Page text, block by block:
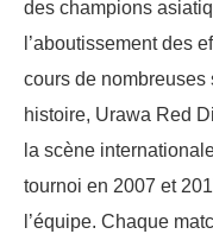
des champions
l’aboutissement des
cours de
histoire, Urawa Red
la scène
tournoi en 2007 et
l’équipe. Chaque